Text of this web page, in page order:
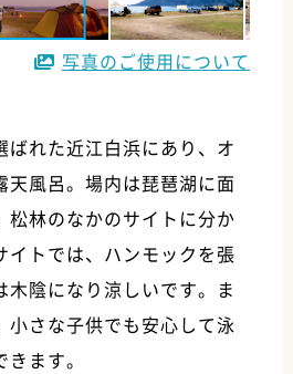
写真のご使用について
ばれた近江白浜にあり、オ
天風呂。場内は琵琶湖に面
松林のなかのサイトに分か
イトでは、ハンモックを張
木陰になり涼しいです。ま
小さな子供でも安心して泳
ます。